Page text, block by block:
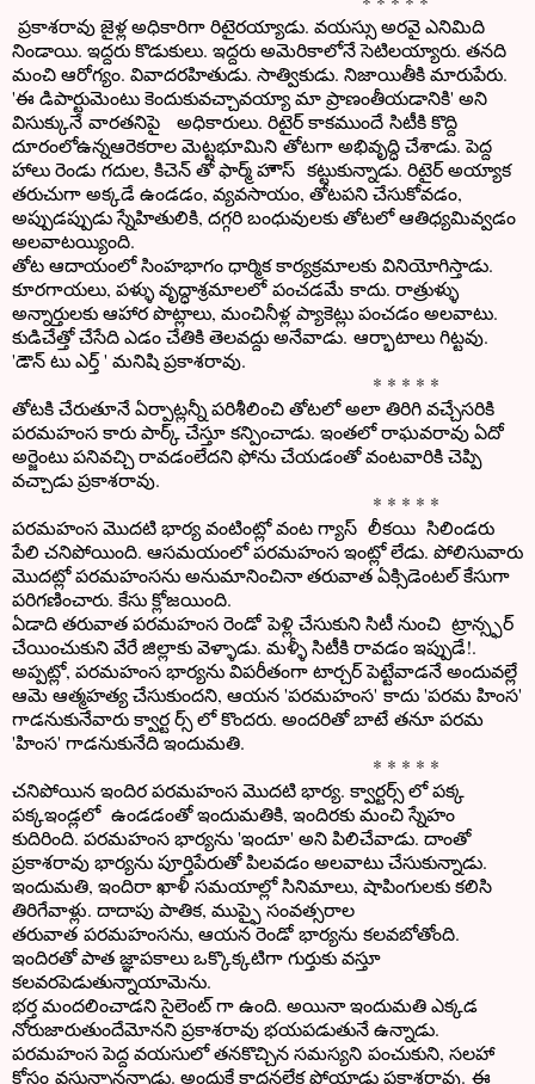
ప్రకాశరావు జైళ్ల అధికారిగా రిటైరయ్యాడు. వయస్సు అరవై ఎనిమిది
నిండాయి. ఇద్దరు కొడుకులు. ఇద్దరు అమెరికాలోనే సెటిలయ్యారు. తనది
మంచి ఆరోగ్యం. వివాదరహితుడు. సాత్వికుడు. నిజాయితీకి మారుపేరు.
'ఈ డిపార్టుమెంటు కెందుకువచ్చావయ్యా మా ప్రాణంతీయడానికి' అని
విసుక్కునే వారతనిపై అధికారులు. రిటైర్ కాకముందే సిటీకి కొద్ది
దూరంలోఉన్నఆరెకరాల మెట్టభూమిని తోటగా అభివృద్ధి చేశాడు. పెద్ద
హాలు రెండు గదుల, కిచెన్ తో ఫార్మ్ హౌస్ కట్టుకున్నాడు. రిటైర్ అయ్యాక
తరుచుగా అక్కడే ఉండడం, వ్యవసాయం, తోటపని చేసుకోవడం,
అప్పుడప్పుడు స్నేహితులికి, దగ్గరి బంధువులకు తోటలో ఆతిధ్యమివ్వడం
అలవాటయ్యింది.
తోట ఆదాయంలో సింహభాగం ధార్మిక కార్యక్రమాలకు వినియోగిస్తాడు.
కూరగాయలు, పళ్ళు వృద్ధాశ్రమాలలో పంచడమే కాదు. రాత్రుళ్ళు
అన్నార్తులకు ఆహార పొట్లాలు, మంచినీళ్ల ప్యాకెట్లు పంచడం అలవాటు.
కుడిచేత్తో చేసేది ఎడం చేతికి తెలవద్దు అనేవాడు. ఆర్భాటాలు గిట్టవు.
'డౌన్ టు ఎర్త్ ' మనిషి ప్రకాశరావు.
* * * * *
తోటకి చేరుతూనే ఏర్పాట్లన్నీ పరిశీలించి తోటలో అలా తిరిగి వచ్చేసరికి
పరమహంస కారు పార్క్ చేస్తూ కన్పించాడు. ఇంతలో రాఘవరావు ఏదో
అర్జెంటు పనివచ్చి రావడంలేదని ఫోను చేయడంతో వంటవారికి చెప్పి
వచ్చాడు ప్రకాశరావు.
* * * * *
పరమహంస మొదటి భార్య వంటింట్లో వంట గ్యాస్ లీకయి సిలిండరు
పేలి చనిపోయింది. ఆసమయంలో పరమహంస ఇంట్లో లేడు. పోలిసువారు
మొదట్లో పరమహంసను అనుమానించినా తరువాత ఏక్సిడెంటల్ కేసుగా
పరిగణించారు. కేసు క్లోజయింది.
ఏడాది తరువాత పరమహంస రెండో పెళ్లి చేసుకుని సిటీ నుంచి ట్రాన్స్ఫర్
చేయించుకుని వేరే జిల్లాకు వెళ్ళాడు. మళ్ళీ సిటీకి రావడం ఇప్పుడే!.
అప్పట్లో, పరమహంస భార్యను విపరీతంగా టార్చర్ పెట్టేవాడనే అందువల్లే
ఆమె ఆత్మహత్య చేసుకుందని, ఆయన 'పరమహంస' కాదు 'పరమ హింస'
గాడనుకునేవారు క్వార్ట ర్స్ లో కొందరు. అందరితో బాటే తనూ పరమ
'హింస' గాడనుకునేది ఇందుమతి.
* * * * *
చనిపోయిన ఇందిర పరమహంస మొదటి భార్య. క్వార్టర్స్ లో పక్క
పక్కఇండ్లలో ఉండడంతో ఇందుమతికి, ఇందిరకు మంచి స్నేహం
కుదిరింది. పరమహంస భార్యను 'ఇందూ' అని పిలిచేవాడు. దాంతో
ప్రకాశరావు భార్యను పూర్తిపేరుతో పిలవడం అలవాటు చేసుకున్నాడు.
ఇందుమతి, ఇందిరా ఖాళీ సమయాల్లో సినిమాలు, షాపింగులకు కలిసి
తిరిగేవాళ్లు. దాదాపు పాతిక, ముప్ఫై సంవత్సరాల
తరువాత పరమహంసను, ఆయన రెండో భార్యను కలవబోతోంది.
ఇందిరతో పాత జ్ఞాపకాలు ఒక్కొక్కటిగా గుర్తుకు వస్తూ
కలవరపెడుతున్నాయామెను.
భర్త మందలించాడని సైలెంట్ గా ఉంది. అయినా ఇందుమతి ఎక్కడ
నోరుజారుతుందేమోనని ప్రకాశరావు భయపడుతునే ఉన్నాడు.
పరమహంస పెద్ద వయసులో తనకొచ్చిన సమస్యని పంచుకుని, సలహా
కోసం వస్తున్నానన్నాడు. అందుకే కాదనలేక పోయాడు ప్రకాశరావు. ఈ